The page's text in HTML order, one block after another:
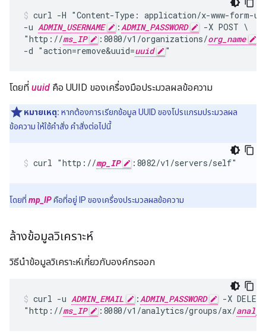
curl -H "Content-Type: application/x-www-form-
-u ADMIN_USERNAME :ADMIN_PASSWORD
-X POST \
"http://ms_IP :8080/v1/organizations/org_name
-d "action=remove&uuid=uuid "
โดยที่ uuid คือ UUID ของเครื่องมือประมวลผลข้อความ
หมายเหตุ: หากต้องการเรียกข้อมูล UUID ของโปรแกรมประมวลผล
ข้อความ ให้ใช้คำสั่ง คำสั่งต่อไปนี้
curl "http://mp_IP :8082/v1/servers/self"
โดยที่ mp_IPคือที่อยู่ IP ของเครื่องประมวลผลข้อความ
ล้างข้อมูลวิเคราะห์
วิธีนําข้อมูลวิเคราะห์เกี่ยวกับองค์กรออก
curl -u ADMIN_EMAIL :ADMIN_PASSWORD
-X
"http://ms_IP :8080/v1/analytics/groups/ax/